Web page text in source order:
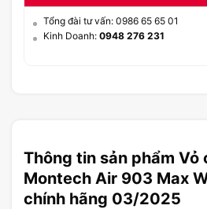
Tổng đài tư vấn: 0986 65 65 01
Kinh Doanh: 0948 276 231
Thông tin sản phẩm Vỏ
Montech Air 903 Max
chính hãng 03/2025